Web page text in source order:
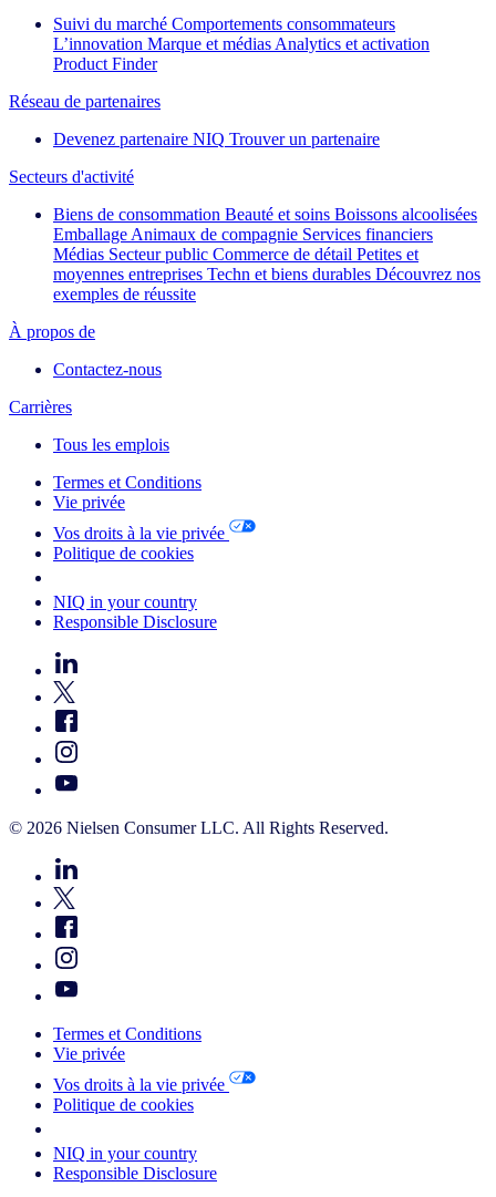
Suivi du marché Comportements consommateurs
L’innovation Marque et médias Analytics et activation
Product Finder
Réseau de partenaires
Devenez partenaire NIQ Trouver un partenaire
Secteurs d'activité
Biens de consommation Beauté et soins Boissons alcoolisées
Emballage Animaux de compagnie Services financiers
Médias Secteur public Commerce de détail Petites et
moyennes entreprises Techn et biens durables Découvrez nos
exemples de réussite
À propos de
Contactez-nous
Carrières
Tous les emplois
Termes et Conditions
Vie privée
Vos droits à la vie privée
Politique de cookies
NIQ in your country
Responsible Disclosure
© 2026 Nielsen Consumer LLC. All Rights Reserved.
Termes et Conditions
Vie privée
Vos droits à la vie privée
Politique de cookies
NIQ in your country
Responsible Disclosure